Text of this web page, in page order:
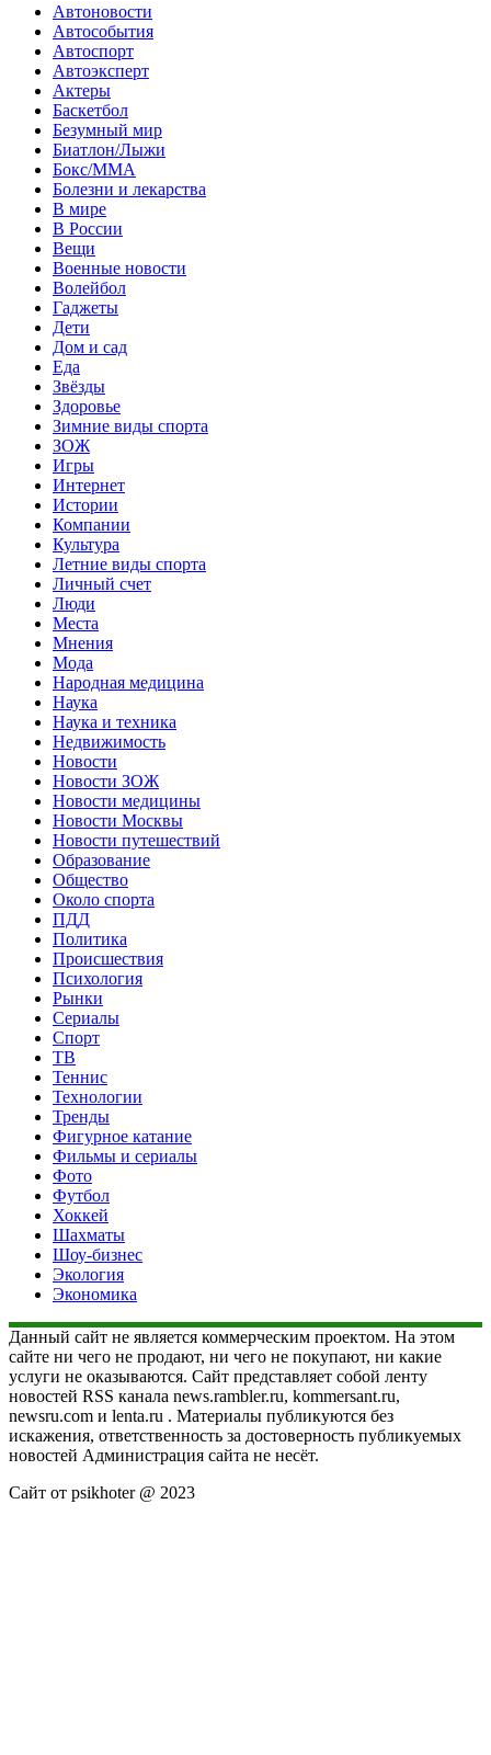
Автоновости
Автособытия
Автоспорт
Автоэксперт
Актеры
Баскетбол
Безумный мир
Биатлон/Лыжи
Бокс/MMA
Болезни и лекарства
В мире
В России
Вещи
Военные новости
Волейбол
Гаджеты
Дети
Дом и сад
Еда
Звёзды
Здоровье
Зимние виды спорта
ЗОЖ
Игры
Интернет
Истории
Компании
Культура
Летние виды спорта
Личный счет
Люди
Места
Мнения
Мода
Народная медицина
Наука
Наука и техника
Недвижимость
Новости
Новости ЗОЖ
Новости медицины
Новости Москвы
Новости путешествий
Образование
Общество
Около спорта
ПДД
Политика
Происшествия
Психология
Рынки
Сериалы
Спорт
ТВ
Теннис
Технологии
Тренды
Фигурное катание
Фильмы и сериалы
Фото
Футбол
Хоккей
Шахматы
Шоу-бизнес
Экология
Экономика
Данный сайт не является коммерческим проектом. На этом
сайте ни чего не продают, ни чего не покупают, ни какие
услуги не оказываются. Сайт представляет собой ленту
новостей RSS канала news.rambler.ru, kommersant.ru,
newsru.com и lenta.ru . Материалы публикуются без
искажения, ответственность за достоверность публикуемых
новостей Администрация сайта не несёт.
Сайт от psikhoter @ 2023